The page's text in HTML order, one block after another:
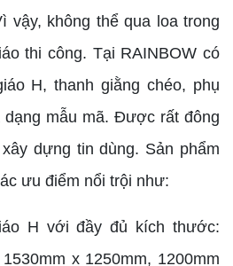
vậy, không thể qua loa trong
thi công. Tại RAINBOW có
H, thanh giằng chéo, phụ
dạng mẫu mã. Được rất đông
dựng tin dùng. Sản phẩm
ưu điểm nổi trội như:
H với đầy đủ kích thước:
x 1250mm, 1200mm